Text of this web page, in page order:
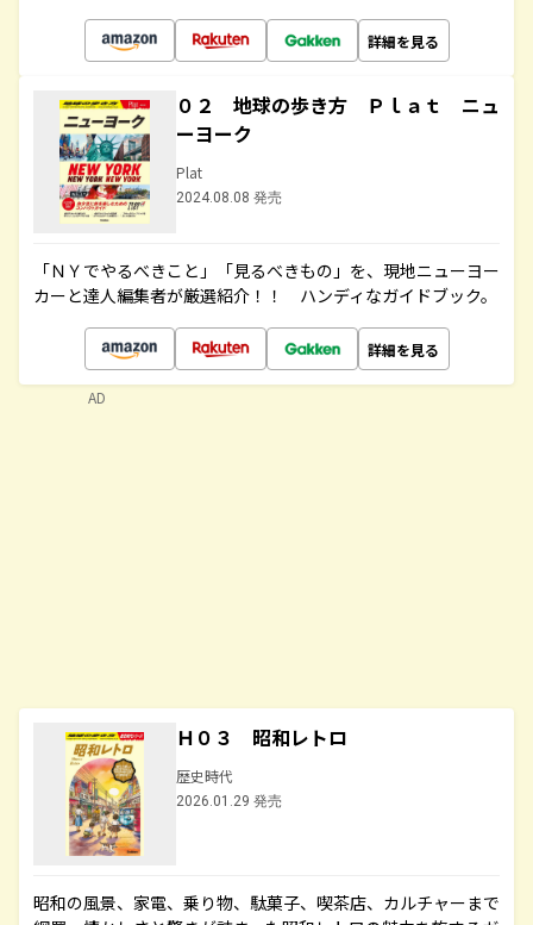
詳細を見る
０２ 地球の歩き方 Ｐｌａｔ ニュ
ーヨーク
Plat
2024.08.08 発売
「ＮＹでやるべきこと」「見るべきもの」を、現地ニューヨー
カーと達人編集者が厳選紹介！！ ハンディなガイドブック。
詳細を見る
Ｈ０３ 昭和レトロ
歴史時代
2026.01.29 発売
昭和の風景、家電、乗り物、駄菓子、喫茶店、カルチャーまで
AD